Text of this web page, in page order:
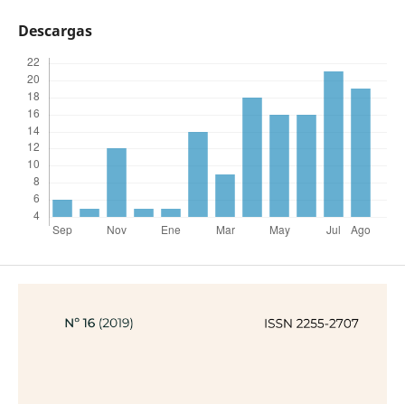
Descargas